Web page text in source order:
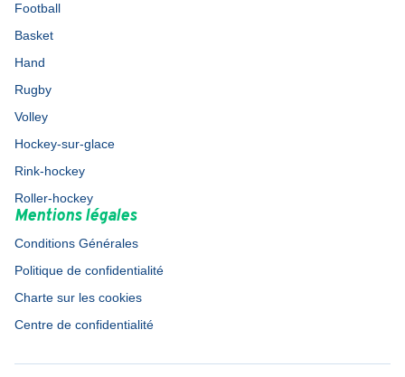
Football
Basket
Hand
Rugby
Volley
Hockey-sur-glace
Rink-hockey
Roller-hockey
Mentions légales
Conditions Générales
Politique de confidentialité
Charte sur les cookies
Centre de confidentialité